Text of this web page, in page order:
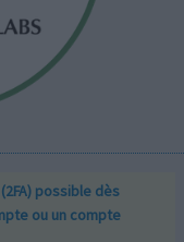
possible dès
ou un compte